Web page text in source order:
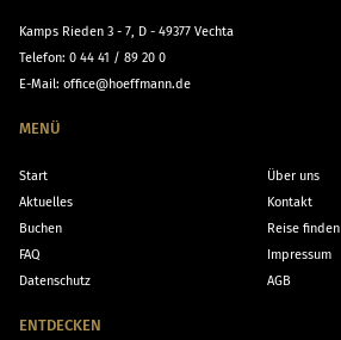
Kamps Rieden 3 - 7, D - 49377 Vechta
Telefon: 0 44 41 / 89 20 0
E-Mail: office@hoeffmann.de
MENÜ
Start
Über uns
Aktuelles
Kontakt
Buchen
Reise finden
FAQ
Impressum
Datenschutz
AGB
ENTDECKEN